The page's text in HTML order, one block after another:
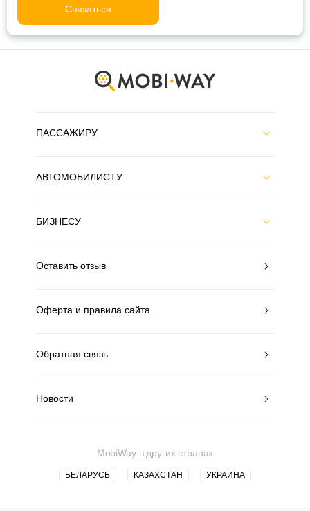
Связаться
ПАССАЖИРУ
АВТОМОБИЛИСТУ
БИЗНЕСУ
Оставить отзыв
Оферта и правила сайта
Обратная связь
Новости
MobiWay в других странах
БЕЛАРУСЬ КАЗАХСТАН УКРАИНА